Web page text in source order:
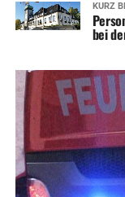
KURZ
bei